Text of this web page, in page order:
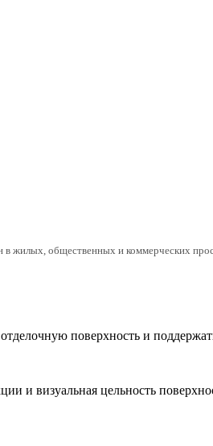
общественных и коммерческих
поверхность и
и визуальная цельность